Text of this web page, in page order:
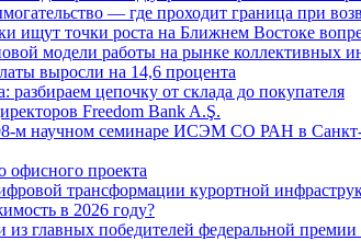
— где проходит граница при
точки роста на Ближнем Востоке
модели работы на рынке коллективных
выросли на 14,6 процента
разбираем цепочку от склада до покупателя
Freedom Bank A.Ş.
научном семинаре ИСЭМ СО РАН в Санкт-
офисного проекта
трансформации курортной
в 2026 году?
главных победителей федеральной премии